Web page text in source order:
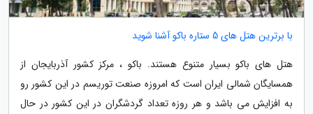
با برترین هتل های 5 ستاره باکو آشنا شوید
هتل های باکو بسیار متنوع هستند. باکو ، مرکز کشور آذربایجان از
همسایگان شمالی ایران است که امروزه صنعت توریسم در این کشور رو
به افزایش می باشد و هر روزه تعداد گردشگران در این کشور در حال